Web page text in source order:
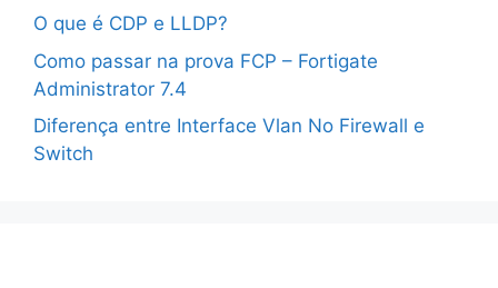
O que é CDP e LLDP?
Como passar na prova FCP – Fortigate
Administrator 7.4
Diferença entre Interface Vlan No Firewall e
Switch